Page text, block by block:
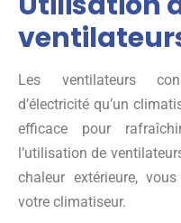
Les ventilateurs
d’électricité qu’un
efficace pour
l’utilisation de
chaleur extérieure,
votre climatiseur.